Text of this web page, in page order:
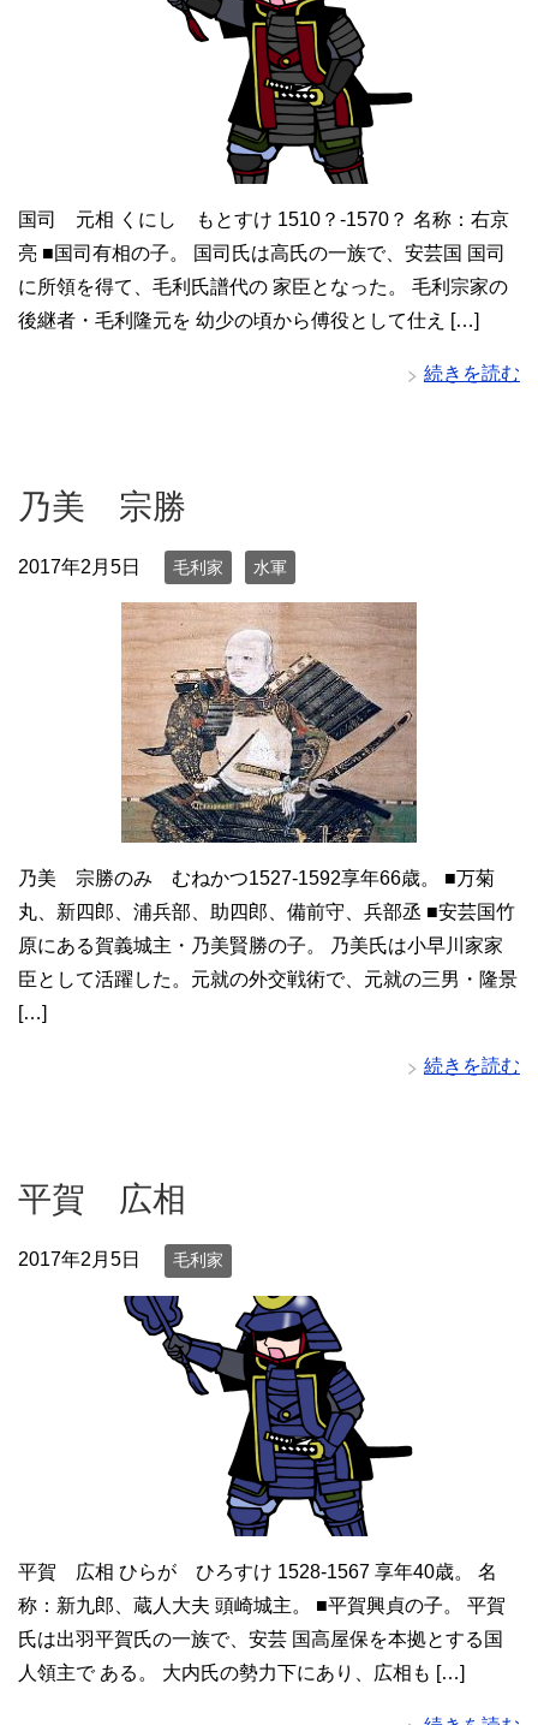
国司 元相 くにし もとすけ 1510？-1570？ 名称：右京
亮 ■国司有相の子。 国司氏は高氏の一族で、安芸国 国司
に所領を得て、毛利氏譜代の 家臣となった。 毛利宗家の
後継者・毛利隆元を 幼少の頃から傅役として仕え […]
続きを読む
乃美 宗勝
2017年2月5日 毛利家 水軍
乃美 宗勝のみ むねかつ1527-1592享年66歳。 ■万菊
丸、新四郎、浦兵部、助四郎、備前守、兵部丞 ■安芸国竹
原にある賀義城主・乃美賢勝の子。 乃美氏は小早川家家
臣として活躍した。元就の外交戦術で、元就の三男・隆景
[…]
続きを読む
平賀 広相
2017年2月5日 毛利家
平賀 広相 ひらが ひろすけ 1528-1567 享年40歳。 名
称：新九郎、蔵人大夫 頭崎城主。 ■平賀興貞の子。 平賀
氏は出羽平賀氏の一族で、安芸 国高屋保を本拠とする国
人領主で ある。 大内氏の勢力下にあり、広相も […]